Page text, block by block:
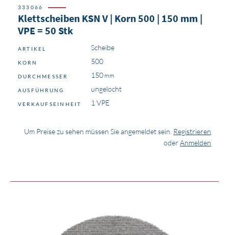
333066
Klettscheiben KSN V | Korn 500 | 150 mm |
VPE = 50 Stk
ARTIKEL Scheibe
KORN 500
DURCHMESSER 150
AUSFÜHRUNG ungelocht
VERKAUFSEINHEIT 1 VPE
Um Preise zu sehen müssen Sie angemeldet sein. Registrieren
oder Anmelden